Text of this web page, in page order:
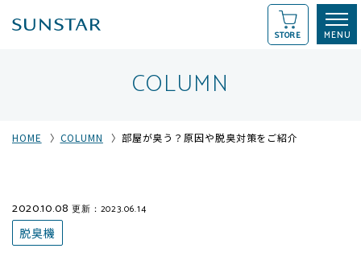
STORE
COLUMN
HOME COLUMN 部屋が臭う？原因や脱臭対策をご紹介
2020.10.08 更新：2023.06.14
脱臭機